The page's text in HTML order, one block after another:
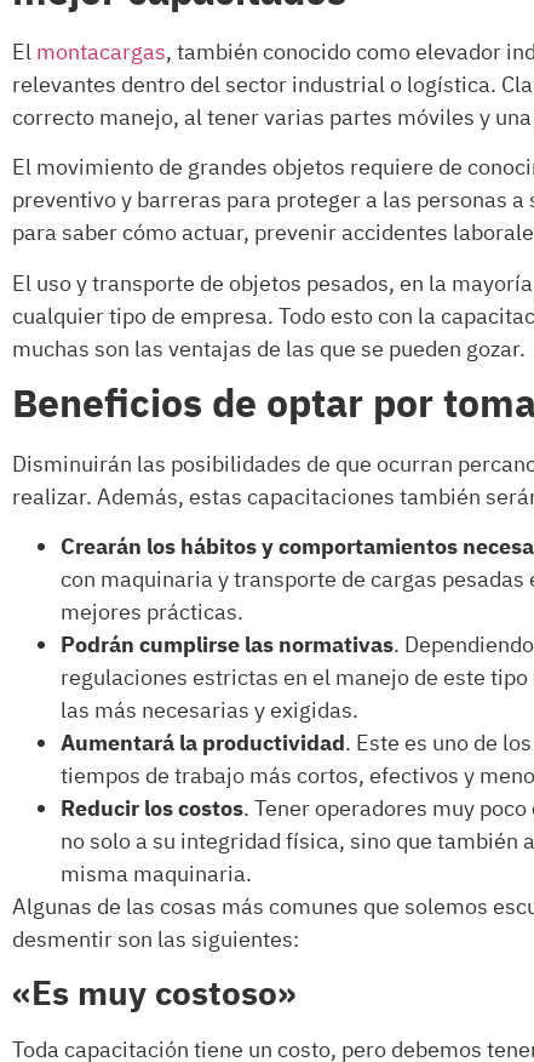
Elmontacargas, también conocido como elevador
relevantes dentro del sector industrial o logística.
correcto manejo, al tener varias partes móviles y
El movimiento de grandes objetos requiere de
preventivo y barreras para proteger a las personas
para saber cómo actuar, prevenir accidentes
El uso y transporte de objetos pesados, en la
cualquier tipo de empresa. Todo esto con la
muchas son las ventajas de las que se pueden gozar.
Beneficios de optar por
Disminuirán las posibilidades de que ocurran
realizar. Además, estas capacitaciones también
Crearán los hábitos y comportamientos
con maquinaria y transporte de cargas
mejores prácticas.
Podrán cumplirse las normativas.
regulaciones estrictas en el manejo de este
las más necesarias y exigidas.
Aumentará la productividad. Este es uno de
tiempos de trabajo más cortos, efectivos y
Reducir los costos. Tener operadores muy
no solo a su integridad física, sino que
misma maquinaria.
Algunas de las cosas más comunes que solemos
desmentir son las siguientes:
«Es muy costoso»
Toda capacitación tiene un costo, pero debemos